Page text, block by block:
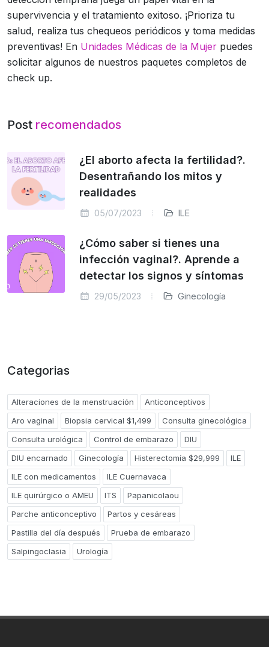
supervivencia y el tratamiento exitoso. ¡Prioriza tu
salud, realiza tus chequeos periódicos y toma medidas
preventivas! En Unidades Médicas de la Mujer puedes
solicitar algunos de nuestros paquetes completos de
check up.
Post recomendados
¿El aborto afecta la fertilidad?.
Desentrañando los mitos y
realidades
05/07/2023 ILE
¿Cómo saber si tienes una
infección vaginal?. Aprende a
detectar los signos y síntomas
29/05/2023 Ginecología
Categorias
Alteraciones de la menstruación
Anticonceptivos
Aro vaginal
Biopsia cervical $1,499
Consulta ginecológica
Consulta urológica
Control de embarazo
DIU
DIU encarnado
Ginecología Histerectomía $29,999
ILE
ILE con medicamentos
ILE Cuernavaca
ILE quirúrgico o AMEU
ITS
Papanicolaou
Parche anticonceptivo
Partos y cesáreas
Pastilla del día después
Prueba de embarazo
Salpingoclasia
Urología